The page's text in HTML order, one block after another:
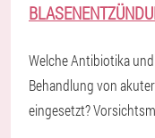
Welche Antibiotika
Behandlung von
eingesetzt?